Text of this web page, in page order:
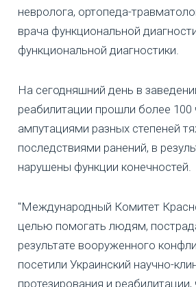
невролога, ортопеда-
врача функциональной
функциональной диагностики.
На сегодняшний день в
реабилитации прошли более 100
ампутациями разных степеней
последствиями ранений, в
нарушены функции конечностей.
"Международный Комитет
целью помогать людям,
результате вооруженного
посетили Украинский научно-
протезирования и